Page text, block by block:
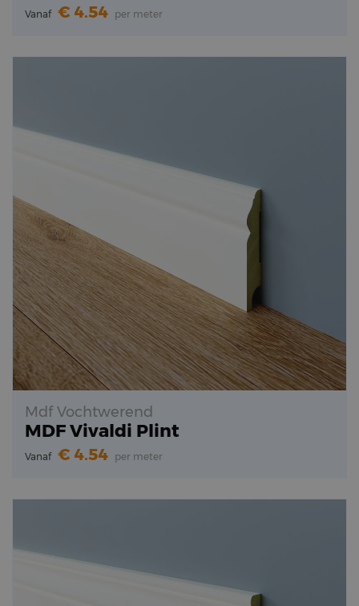
Vanaf 4.54 per meter
Mdf Vochtwerend
MDF Vivaldi Plint
Vanaf 4.54 per meter